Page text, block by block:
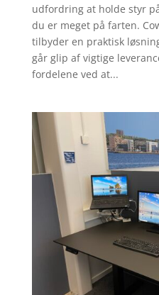
udfordring at holde styr
du er meget på farten.
tilbyder en praktisk
går glip af vigtige
fordelene ved at...